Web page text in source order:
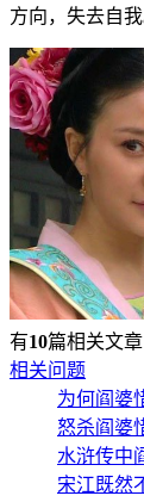
方向，失去自我
有10篇相关文章
相关问题
为何阎婆
怒杀阎婆
水浒传中
宋江既然